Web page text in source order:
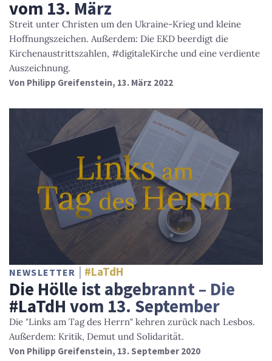
vom 13. März
Streit unter Christen um den Ukraine-Krieg und kleine
Hoffnungszeichen. Außerdem: Die EKD beerdigt die
Kirchenaustrittszahlen, #digitaleKirche und eine verdiente
Auszeichnung.
Von Philipp Greifenstein, 13. März 2022
NEWSLETTER #LaTdH
Die Hölle ist abgebrannt – Die
#LaTdH vom 13. September
Die "Links am Tag des Herrn" kehren zurück nach Lesbos.
Außerdem: Kritik, Demut und Solidarität.
Von Philipp Greifenstein, 13. September 2020